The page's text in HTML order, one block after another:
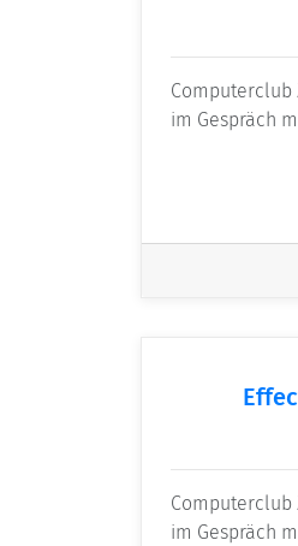
Computerclub
im Gespräch
Computerclub
im Gespräch